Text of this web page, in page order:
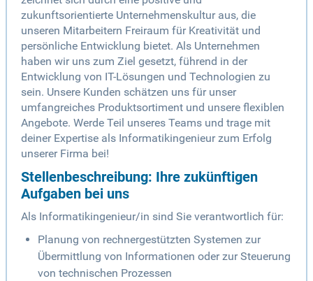
zukunftsorientierte Unternehmenskultur aus, die
unseren Mitarbeitern Freiraum für Kreativität und
persönliche Entwicklung bietet. Als Unternehmen
haben wir uns zum Ziel gesetzt, führend in der
Entwicklung von IT-Lösungen und Technologien zu
sein. Unsere Kunden schätzen uns für unser
umfangreiches Produktsortiment und unsere flexiblen
Angebote. Werde Teil unseres Teams und trage mit
deiner Expertise als Informatikingenieur zum Erfolg
unserer Firma bei!
Stellenbeschreibung: Ihre zukünftigen
Aufgaben bei uns
Als Informatikingenieur/in sind Sie verantwortlich für:
Planung von rechnergestützten Systemen zur
Übermittlung von Informationen oder zur Steuerung
von technischen Prozessen